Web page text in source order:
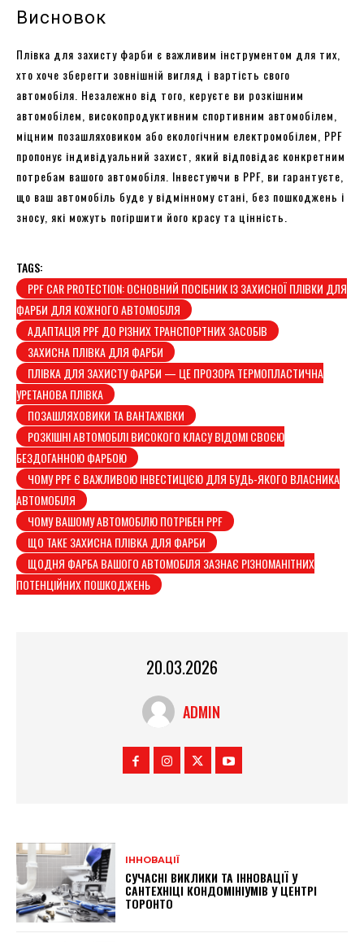
Висновок
Плівка для захисту фарби є важливим інструментом для тих,
хто хоче зберегти зовнішній вигляд і вартість свого
автомобіля. Незалежно від того, керуєте ви розкішним
автомобілем, високопродуктивним спортивним автомобілем,
міцним позашляховиком або екологічним електромобілем, PPF
пропонує індивідуальний захист, який відповідає конкретним
потребам вашого автомобіля. Інвестуючи в PPF, ви гарантуєте,
що ваш автомобіль буде у відмінному стані, без пошкоджень і
зносу, які можуть погіршити його красу та цінність.
TAGS:
PPF CAR PROTECTION: ОСНОВНИЙ ПОСІБНИК ІЗ ЗАХИСНОЇ ПЛІВКИ ДЛЯ
ФАРБИ ДЛЯ КОЖНОГО АВТОМОБІЛЯ
АДАПТАЦІЯ PPF ДО РІЗНИХ ТРАНСПОРТНИХ ЗАСОБІВ
ЗАХИСНА ПЛІВКА ДЛЯ ФАРБИ
ПЛІВКА ДЛЯ ЗАХИСТУ ФАРБИ — ЦЕ ПРОЗОРА ТЕРМОПЛАСТИЧНА
УРЕТАНОВА ПЛІВКА
ПОЗАШЛЯХОВИКИ ТА ВАНТАЖІВКИ
РОЗКІШНІ АВТОМОБІЛІ ВИСОКОГО КЛАСУ ВІДОМІ СВОЄЮ
БЕЗДОГАННОЮ ФАРБОЮ
ЧОМУ PPF Є ВАЖЛИВОЮ ІНВЕСТИЦІЄЮ ДЛЯ БУДЬ-ЯКОГО ВЛАСНИКА
АВТОМОБІЛЯ
ЧОМУ ВАШОМУ АВТОМОБІЛЮ ПОТРІБЕН PPF
ЩО ТАКЕ ЗАХИСНА ПЛІВКА ДЛЯ ФАРБИ
ЩОДНЯ ФАРБА ВАШОГО АВТОМОБІЛЯ ЗАЗНАЄ РІЗНОМАНІТНИХ
ПОТЕНЦІЙНИХ ПОШКОДЖЕНЬ
20.03.2026
ADMIN
ІННОВАЦІЇ
СУЧАСНІ ВИКЛИКИ ТА ІННОВАЦІЇ У
САНТЕХНІЦІ КОНДОМІНІУМІВ У ЦЕНТРІ
ТОРОНТО